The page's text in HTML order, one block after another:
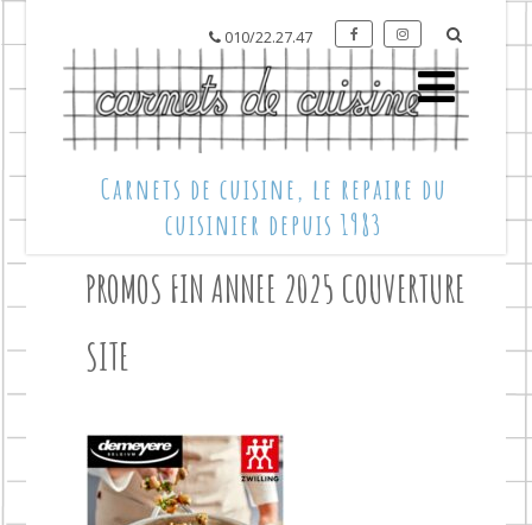
010/22.27.47
Carnets de cuisine, le repaire du
cuisinier depuis 1983
PROMOS FIN ANNEE 2025 COUVERTURE
SITE